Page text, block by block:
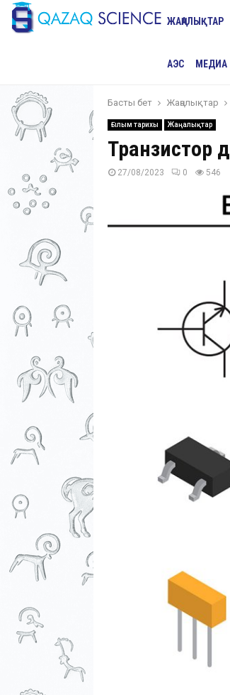
ЖАҢАЛЫҚТАР
АЭС МЕДИА
Басты бет Жаңалықтар
Ғылым тарихы Жаңалықтар
Транзистор
27/08/2023 0 546